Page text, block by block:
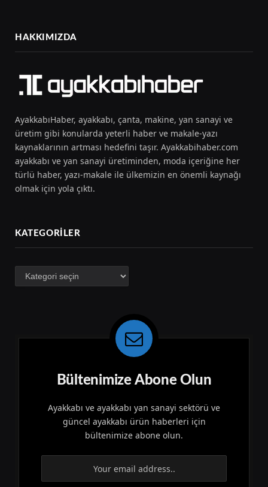
HAKKIMIZDA
AyakkabıHaber, ayakkabı, çanta, makine, yan sanayi ve
üretim gibi konularda yeterli haber ve makale-yazı
kaynaklarının artması hedefini taşır. Ayakkabihaber.com
ayakkabı ve yan sanayi üretiminden, moda içeriğine her
türlü haber, yazı-makale ile ülkemizin en önemli kaynağı
olmak için yola çıktı.
KATEGORILER
Kategoriler
Bültenimize Abone Olun
Ayakkabı ve ayakkabı yan sanayi sektörü ve
güncel ayakkabı ürün haberleri için
bültenimize abone olun.